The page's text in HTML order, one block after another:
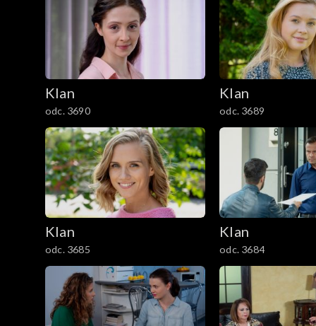
3801–3900
3701–3800
3601–3700
3501–3600
3401–3500
3301–3400
3201–3300
3101–3200
3001–3100
Klan
odc. 3690
Klan
odc. 3689
Klan
odc. 3685
Klan
odc. 3684